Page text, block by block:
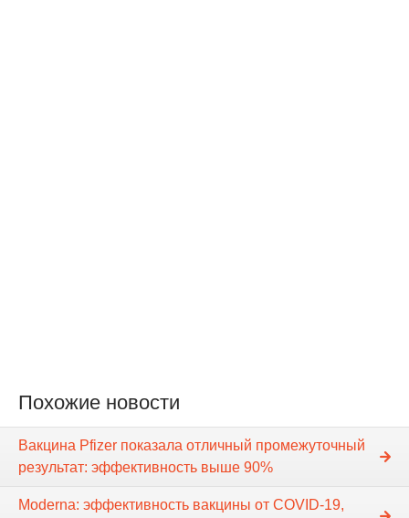
Похожие новости
Вакцина Pfizer показала отличный промежуточный
результат: эффективность выше 90%
Moderna: эффективность вакцины от COVID-19,